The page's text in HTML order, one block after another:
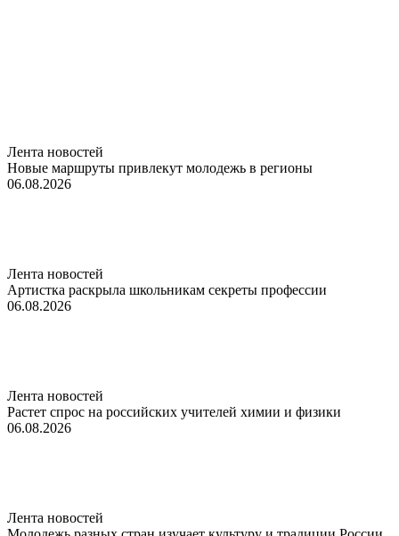
Лента новостей
Новые маршруты привлекут молодежь в регионы
06.08.2026
Лента новостей
Артистка раскрыла школьникам секреты профессии
06.08.2026
Лента новостей
Растет спрос на российских учителей химии и физики
06.08.2026
Лента новостей